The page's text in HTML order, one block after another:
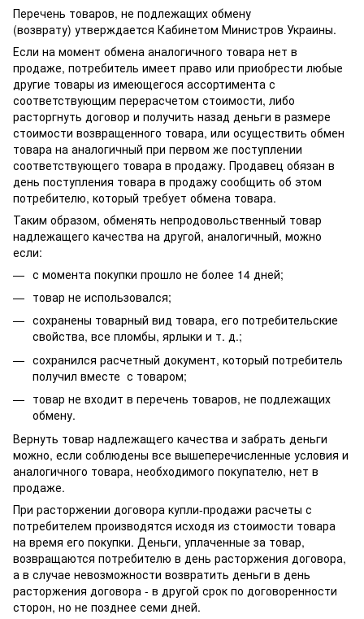
Перечень товаров, не подлежащих обмену
(возврату) утверждается Кабинетом Министров Украины.
Если на момент обмена аналогичного товара нет в
продаже, потребитель имеет право или приобрести любые
другие товары из имеющегося ассортимента с
соответствующим перерасчетом стоимости, либо
расторгнуть договор и получить назад деньги в размере
стоимости возвращенного товара, или осуществить обмен
товара на аналогичный при первом же поступлении
соответствующего товара в продажу. Продавец обязан в
день поступления товара в продажу сообщить об этом
потребителю, который требует обмена товара.
Таким образом, обменять непродовольственный товар
надлежащего качества на другой, аналогичный, можно
если:
с момента покупки прошло не более 14 дней;
товар не использовался;
сохранены товарный вид товара, его потребительские
свойства, все пломбы, ярлыки и т. д.;
сохранился расчетный документ, который потребитель
получил вместе с товаром;
товар не входит в перечень товаров, не подлежащих
обмену.
Вернуть товар надлежащего качества и забрать деньги
можно, если соблюдены все вышеперечисленные условия и
аналогичного товара, необходимого покупателю, нет в
продаже.
При расторжении договора купли-продажи расчеты с
потребителем производятся исходя из стоимости товара
на время его покупки. Деньги, уплаченные за товар,
возвращаются потребителю в день расторжения договора,
а в случае невозможности возвратить деньги в день
расторжения договора - в другой срок по договоренности
сторон, но не позднее семи дней.